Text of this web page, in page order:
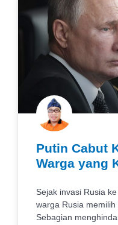
Putin Cabut
Warga yang
Sejak invasi Rusia
warga Rusia memilih
Sebagian